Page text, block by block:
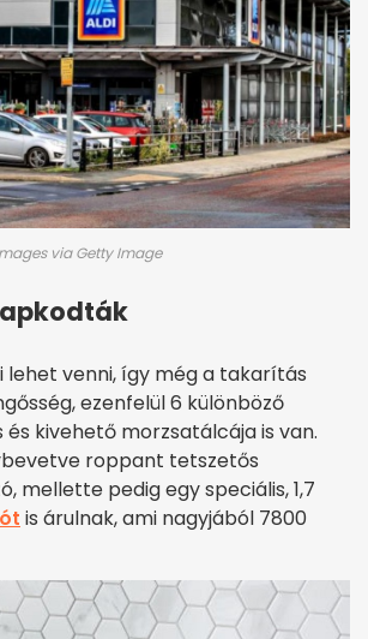
via Getty Image
lehet venni, így még a takarítás
ezenfelül 6 különböző
kivehető morzsatálcája is van.
roppant tetszetős
mellette pedig egy speciális, 1,7
is árulnak, ami nagyjából 7800